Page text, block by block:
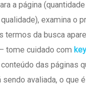
a página (quantidade
examina o
termos da busca
tome cuidado com
das páginas
sendo avaliada, o que